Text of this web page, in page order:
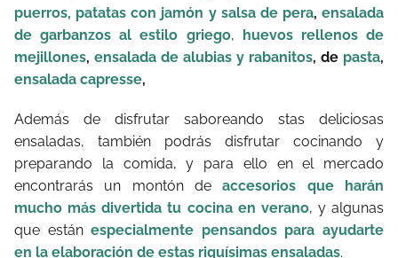
puerros, patatas con jamón y salsa de pera, ensalada
de garbanzos al estilo griego, huevos rellenos de
mejillones, ensalada de alubias y rabanitos, de pasta,
ensalada capresse,
Además de disfrutar saboreando stas deliciosas
ensaladas, también podrás disfrutar cocinando y
preparando la comida, y para ello en el mercado
encontrarás un montón deaccesorios que harán
mucho más divertida tu cocina en verano, y algunas
que estánespecialmente pensandos para ayudarte
en la elaboración de estas riquísimas ensaladas.